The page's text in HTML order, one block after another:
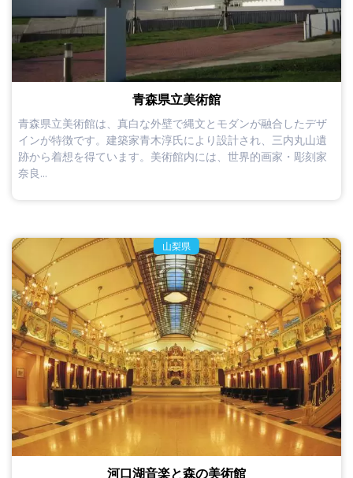
青森県立美術館
青森県立美術館は、真白な外壁で縄文とモダンが融合したデザ
インが特徴です。建築家青木淳氏により設計され、三内丸山遺
跡から着想を得ています。美術館内には、世界的画家・彫刻家
奈良...
山梨県
河口湖音楽と森の美術館